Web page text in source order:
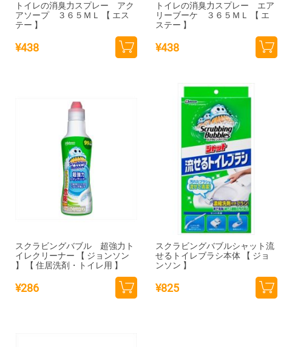
トイレの消臭力スプレー アク
アソープ ３６５ＭＬ 【 エス
テー 】
¥438
トイレの消臭力スプレー エア
リーブーケ ３６５ＭＬ 【 エ
ステー 】
¥438
スクラビングバブル 超強力ト
イレクリーナー 【 ジョンソン
】 【 住居洗剤・トイレ用 】
¥286
スクラビングバブルシャット流
せるトイレブラシ本体 【 ジョ
ンソン 】
¥825